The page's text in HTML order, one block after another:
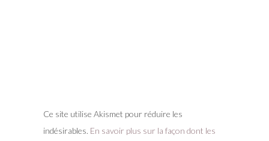
Ce site utilise Akismet pour réduire les
indésirables. En savoir plus sur la façon dont les